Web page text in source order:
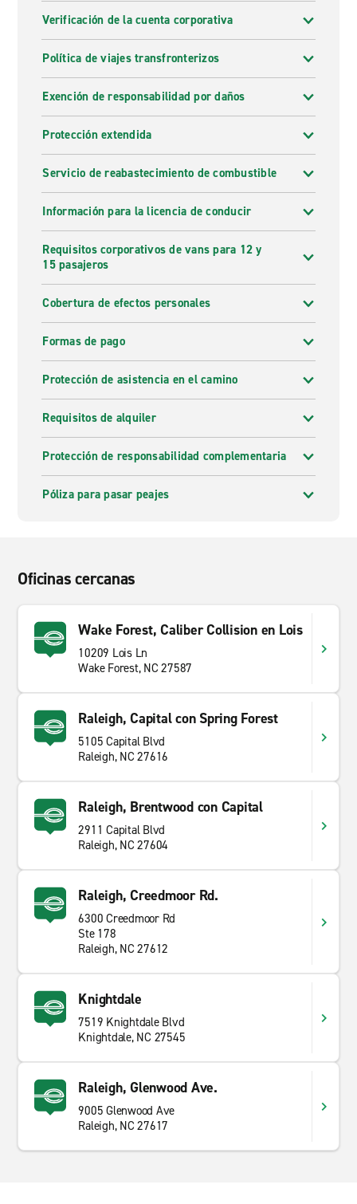
Verificación de la cuenta corporativa
Política de viajes transfronterizos
Exención de responsabilidad por daños
Protección extendida
Servicio de reabastecimiento de combustible
Información para la licencia de conducir
Requisitos corporativos de vans para 12 y
15 pasajeros
Cobertura de efectos personales
Formas de pago
Protección de asistencia en el camino
Requisitos de alquiler
Protección de responsabilidad complementaria
Póliza para pasar peajes
Oficinas cercanas
Wake Forest, Caliber Collision en Lois
10209 Lois Ln
Wake Forest, NC 27587
Raleigh, Capital con Spring Forest
5105 Capital Blvd
Raleigh, NC 27616
Raleigh, Brentwood con Capital
2911 Capital Blvd
Raleigh, NC 27604
Raleigh, Creedmoor Rd.
6300 Creedmoor Rd
Ste 178
Raleigh, NC 27612
Knightdale
7519 Knightdale Blvd
Knightdale, NC 27545
Raleigh, Glenwood Ave.
9005 Glenwood Ave
Raleigh, NC 27617